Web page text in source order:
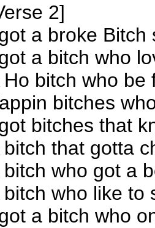
2]
a broke
a bitch who
Ho bitch who
bitches
bitches that
bitch that gotta
bitch who got a
bitch who like to
a bitch who